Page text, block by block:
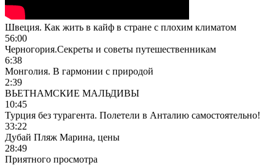
Швеция. Как жить в кайф в стране с плохим климатом
56:00
Черногория.Секреты и советы путешественникам
6:38
Монголия. В гармонии с природой
2:39
ВЬЕТНАМСКИЕ МАЛЬДИВЫ
10:45
Турция без турагента. Полетели в Анталию самостоятельно!
33:22
Дубай Пляж Марина, цены
28:49
Приятного просмотра